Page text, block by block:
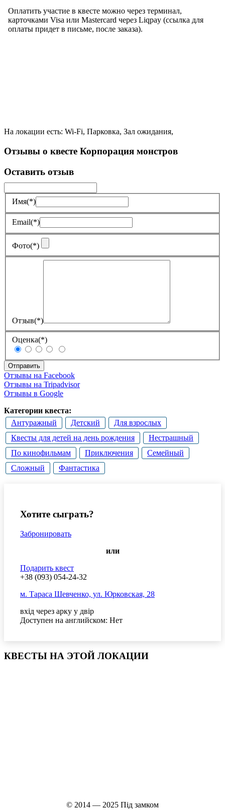
Оплатить участие в квесте можно через терминал,
карточками Visa или Mastercard через Liqpay (ссылка для
оплаты придет в письме, после заказа).
На локации есть: Wi-Fi, Парковка, Зал ожидания,
Отзывы о квесте Корпорация монстров
Оставить отзыв
Имя(*)
Email(*)
Фото(*)
Отзыв(*)
Оценка(*)
Отправить
Отзывы на Facebook
Отзывы на Tripadvisor
Отзывы в Google
Категории квеста:
Антуражный
Детский
Для взрослых
Квесты для детей на день рождения
Нестрашный
По кинофильмам
Приключения
Семейный
Сложный
Фантастика
Хотите сыграть?
Забронировать
или
Подарить квест
+38 (093) 054-24-32
м. Тараса Шевченко, ул. Юрковская, 28
вхід через арку у двір
Доступен на английском: Нет
КВЕСТЫ НА ЭТОЙ ЛОКАЦИИ
© 2014 — 2025 Під замком